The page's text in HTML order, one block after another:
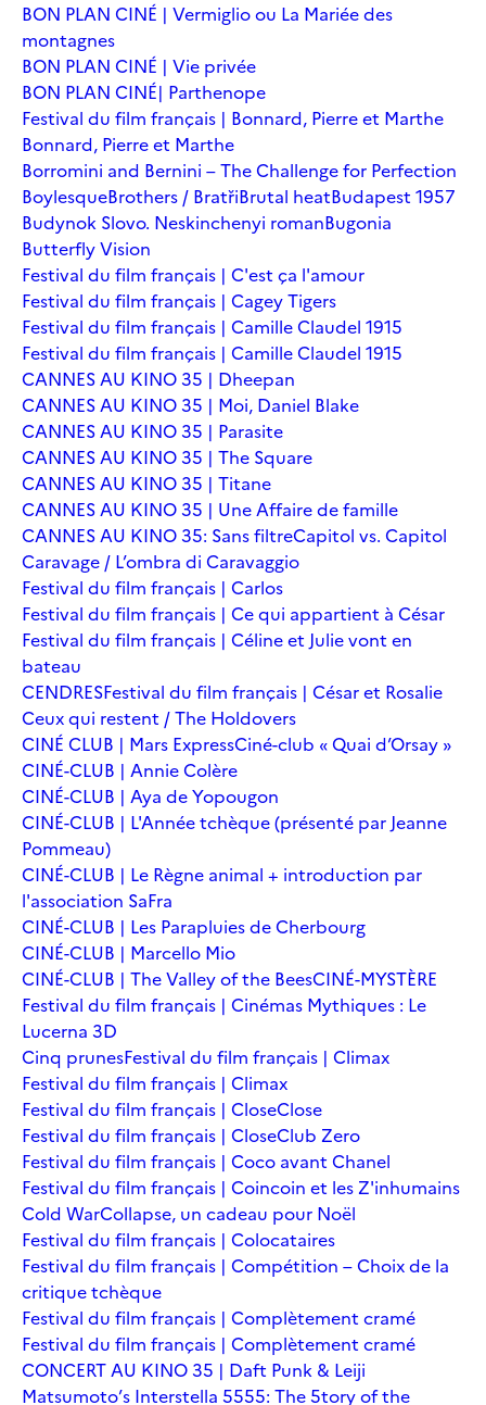
BON PLAN CINÉ | Vermiglio ou La Mariée des
montagnes
BON PLAN CINÉ | Vie privée
BON PLAN CINÉ| Parthenope
Festival du film français | Bonnard, Pierre et Marthe
Bonnard, Pierre et Marthe
Borromini and Bernini – The Challenge for Perfection
BoylesqueBrothers / BratřiBrutal heatBudapest 1957
Budynok Slovo. Neskinchenyi romanBugonia
Butterfly Vision
Festival du film français | C'est ça l'amour
Festival du film français | Cagey Tigers
Festival du film français | Camille Claudel 1915
Festival du film français | Camille Claudel 1915
CANNES AU KINO 35 | Dheepan
CANNES AU KINO 35 | Moi, Daniel Blake
CANNES AU KINO 35 | Parasite
CANNES AU KINO 35 | The Square
CANNES AU KINO 35 | Titane
CANNES AU KINO 35 | Une Affaire de famille
CANNES AU KINO 35: Sans filtreCapitol vs. Capitol
Caravage / L’ombra di Caravaggio
Festival du film français | Carlos
Festival du film français | Ce qui appartient à César
Festival du film français | Céline et Julie vont en
bateau
CENDRESFestival du film français | César et Rosalie
Ceux qui restent / The Holdovers
CINÉ CLUB | Mars ExpressCiné-club « Quai d’Orsay »
CINÉ-CLUB | Annie Colère
CINÉ-CLUB | Aya de Yopougon
CINÉ-CLUB | L'Année tchèque (présenté par Jeanne
Pommeau)
CINÉ-CLUB | Le Règne animal + introduction par
l'association SaFra
CINÉ-CLUB | Les Parapluies de Cherbourg
CINÉ-CLUB | Marcello Mio
CINÉ-CLUB | The Valley of the BeesCINÉ-MYSTÈRE
Festival du film français | Cinémas Mythiques : Le
Lucerna 3D
Cinq prunesFestival du film français | Climax
Festival du film français | Climax
Festival du film français | CloseClose
Festival du film français | CloseClub Zero
Festival du film français | Coco avant Chanel
Festival du film français | Coincoin et les Z'inhumains
Cold WarCollapse, un cadeau pour Noël
Festival du film français | Colocataires
Festival du film français | Compétition – Choix de la
critique tchèque
Festival du film français | Complètement cramé
Festival du film français | Complètement cramé
CONCERT AU KINO 35 | Daft Punk & Leiji
Matsumoto’s Interstella 5555: The 5tory of the